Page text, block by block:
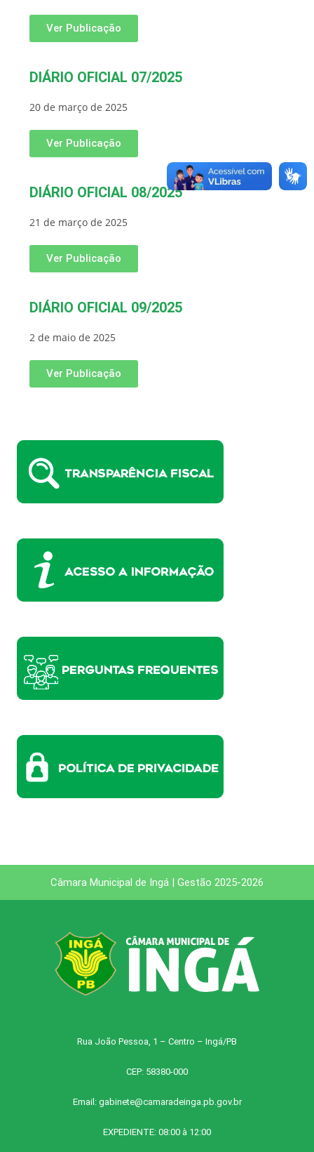
Ver Publicação
DIÁRIO OFICIAL 07/2025
20 de março de 2025
Ver Publicação
DIÁRIO OFICIAL 08/2025
21 de março de 2025
Ver Publicação
DIÁRIO OFICIAL 09/2025
2 de maio de 2025
Ver Publicação
Câmara Municipal de Ingá | Gestão 2025-2026
Rua João Pessoa, 1 – Centro – Ingá/PB
CEP: 58380-000
Email: gabinete@camaradeinga.pb.gov.br
EXPEDIENTE: 08:00 à 12:00